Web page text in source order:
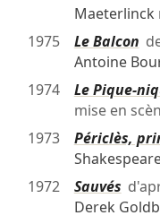
Maeterlinck
1975
Le Balcon
Antoine
1974
Le Pique-
mise en
1973
Périclès,
1972
Sauvés
Derek